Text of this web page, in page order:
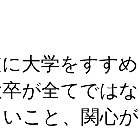
大学をすす
が全てでは
こと、関心